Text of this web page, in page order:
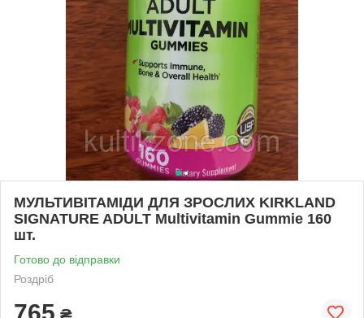
МУЛЬТИВІТАМІДИ ДЛЯ ЗРОСЛИХ KIRKLAND
SIGNATURE ADULT Multivitamin Gummie 160
шт.
Готово до відправки
Роздріб
765